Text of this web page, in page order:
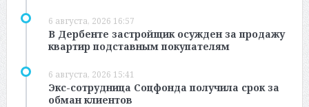
6 августа, 2026 16:57
В Дербенте застройщик осужден за продажу
квартир подставным покупателям
6 августа, 2026 15:41
Экс-сотрудница Соцфонда получила срок за
обман клиентов